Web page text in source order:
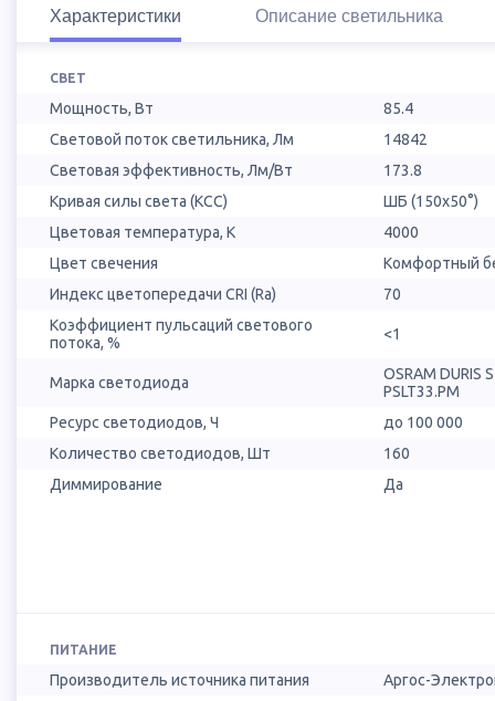
Характеристики Описание светильника
СВЕТ
Мощность, Вт
85.4
Световой поток светильника, Лм
14842
Световая эффективность, Лм/Вт
173.8
Кривая силы света (КСС)
ШБ (150х50°)
Цветовая температура, К
4000
Цвет свечения
Комфортный
Индекс цветопередачи CRI (Ra)
70
Коэффициент пульсаций светового
потока, %
<1
Марка светодиода
OSRAM DURIS
PSLT33.PM
Ресурс светодиодов, Ч
до 100 000
Количество светодиодов, Шт
160
Диммирование
Да
ПИТАНИЕ
Производитель источника питания
Аргос-